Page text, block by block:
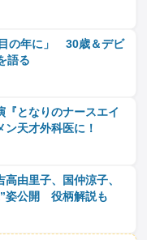
の年に」 30歳＆デビ
語る
『となりのナースエイ
ン天才外科医に！
由里子、国仲涼子、
姿公開 役柄解説も